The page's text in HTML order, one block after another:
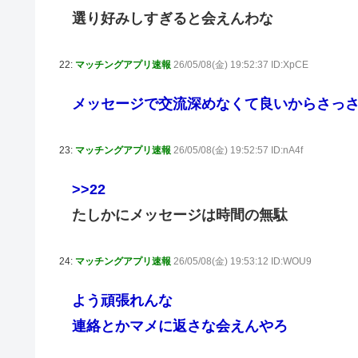
選り好みしすぎると会えんわな
22: マッチングアプリ速報 26/05/08(金) 19:52:37 ID:XpCE
メッセージで交流深めなくて良いからさっ
23: マッチングアプリ速報 26/05/08(金) 19:52:57 ID:nA4f
>>22
たしかにメッセージは時間の無駄
24: マッチングアプリ速報 26/05/08(金) 19:53:12 ID:WOU9
よう頑張れんな
連絡とかマメに返さな会えんやろ